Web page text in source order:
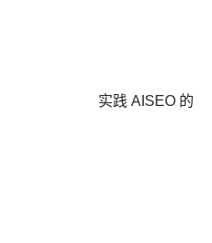
实践 AISEO 的